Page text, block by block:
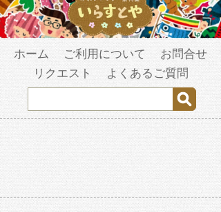
ホーム ご利用について
お問合せ
リクエスト
よくあるご質問